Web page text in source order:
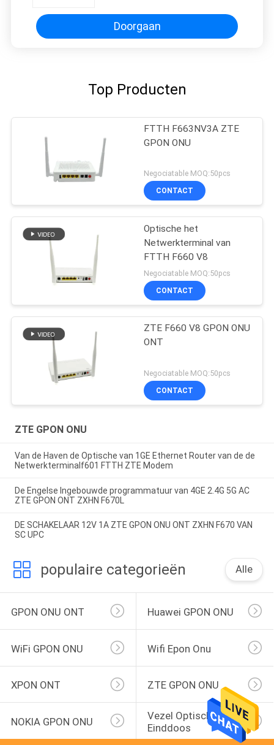
Doorgaan
Top Producten
FTTH F663NV3A ZTE
GPON ONU
Negociatable MOQ:50pcs
CONTACT
Optische het
Netwerkterminal van
FTTH F660 V8
Negociatable MOQ:50pcs
CONTACT
ZTE F660 V8 GPON ONU
ONT
Negociatable MOQ:50pcs
CONTACT
ZTE GPON ONU
Van de Haven de Optische van 1GE Ethernet Router van de de
Netwerkterminalf601 FTTH ZTE Modem
De Engelse Ingebouwde programmatuur van 4GE 2.4G 5G AC
ZTE GPON ONT ZXHN F670L
DE SCHAKELAAR 12V 1A ZTE GPON ONU ONT ZXHN F670 VAN
SC UPC
populaire categorieën Alle
GPON ONU ONT Huawei GPON ONU
WiFi GPON ONU Wifi Epon Onu
XPON ONT ZTE GPON ONU
NOKIA GPON ONU
Vezel Optische
Einddoos